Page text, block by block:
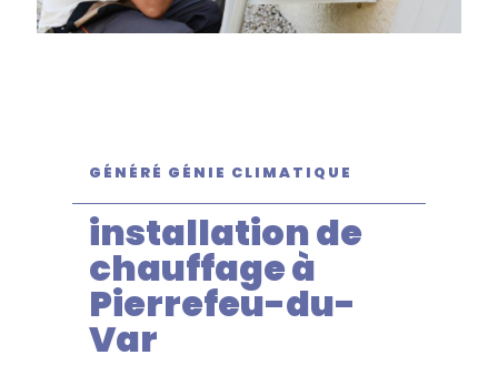
GÉNÉRÉ GÉNIE CLIMATIQUE
installation de
chauffage à
Pierrefeu-du-
Var